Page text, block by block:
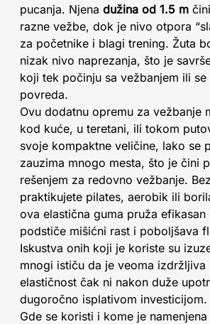
pucanja. Njena dužina od 1.5 m
razne vežbe, dok je nivo otpora
za početnike i blagi trening. Žuta
nizak nivo naprezanja, što je
koji tek počinju sa vežbanjem ili
povreda.
Ovu dodatnu opremu za vežbanje
kod kuće, u teretani, ili tokom
svoje kompaktne veličine, lako se
zauzima mnogo mesta, što je čini
rešenjem za redovno vežbanje.
praktikujete pilates, aerobik ili
ova elastična guma pruža
podstiče mišićni rast i poboljšava
Iskustva onih koji je koriste su
mnogi ističu da je veoma izdržljiva
elastičnost čak ni nakon duže
dugoročno isplativom investicijom.
Gde se koristi i kome je namenjena